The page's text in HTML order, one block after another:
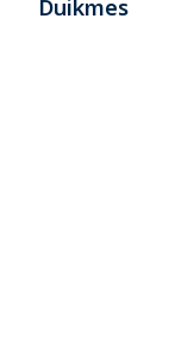
Duikmes